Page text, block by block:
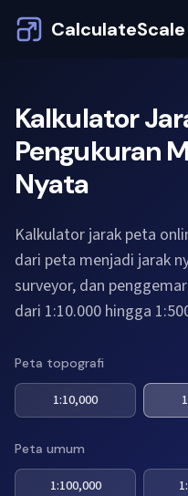
CalculateScale
Kalkulator
Pengukuran
Nyata
Kalkulator jarak peta
dari peta menjadi jarak
surveyor, dan
dari 1:10.000 hingga
Peta topografi
1:10,000
Peta umum
1:100,000